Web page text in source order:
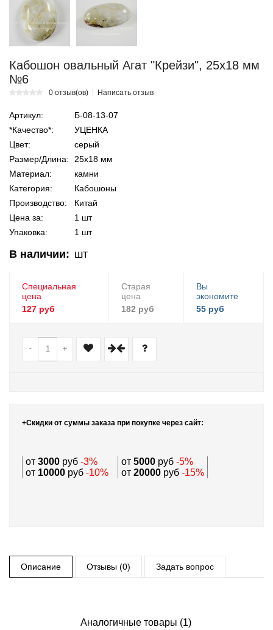
Кабошон овальный Агат "Крейзи", 25х18 мм
№6
0 отзыв(ов) Написать отзыв
Артикул:
Б-08-13-07
*Качество*:
УЦЕНКА
Цвет:
серый
Размер/Длина:
25х18 мм
Материал:
камни
Категория:
Кабошоны
Производство:
Китай
Цена за:
1 шт
Упаковка:
1 шт
В наличии: шт
Специальная
цена
127 руб
Старая
цена
182 руб
Вы
экономите
55 руб
- +
+Скидки от суммы заказа при покупке через сайт:
от 3000 руб -3% от 5000 руб -5%
от 10000 руб -10% от 20000 руб -15%
Описание Отзывы (0) Задать вопрос
Аналогичные товары (1)